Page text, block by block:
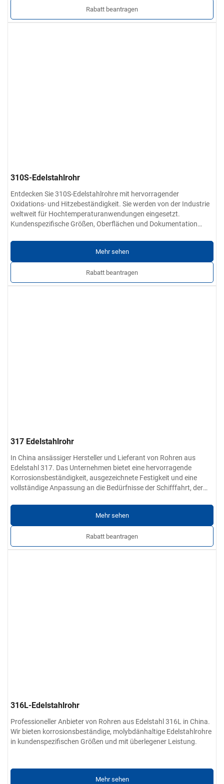
Rabatt beantragen
310S-Edelstahlrohr
Entdecken Sie 310S-Edelstahlrohre mit hervorragender
Oxidations- und Hitzebeständigkeit. Sie werden von der Industrie
weltweit für Hochtemperaturanwendungen eingesetzt.
Kundenspezifische Größen, Oberflächen und Dokumentation
Mehr sehen
Rabatt beantragen
317 Edelstahlrohr
In China ansässiger Hersteller und Lieferant von Rohren aus
Edelstahl 317. Das Unternehmen bietet eine hervorragende
Korrosionsbeständigkeit, ausgezeichnete Festigkeit und eine
vollständige Anpassung an die Bedürfnisse der Schifffahrt, der
Mehr sehen
Rabatt beantragen
316L-Edelstahlrohr
Professioneller Anbieter von Rohren aus Edelstahl 316L in China.
Wir bieten korrosionsbeständige, molybdänhaltige Edelstahlrohre
in kundenspezifischen Größen und mit überlegener Leistung.
Mehr sehen